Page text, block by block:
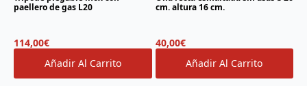
paellero de gas L20
114,00€
Añadir Al Carrito
cm. altura 16 cm.
40,00€
Añadir Al Carrito